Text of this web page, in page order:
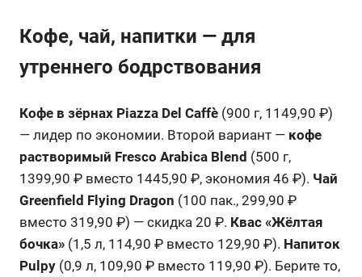
Кофе, чай, напитки — для
утреннего бодрствования
Кофе в зёрнах Piazza Del Caffè (900 г, 1149,90 ₽)
— лидер по экономии. Второй вариант — кофе
растворимый Fresco Arabica Blend (500 г,
1399,90 ₽ вместо 1445,90 ₽, экономия 46 ₽). Чай
Greenfield Flying Dragon (100 пак., 299,90 ₽
вместо 319,90 ₽) — скидка 20 ₽. Квас «Жёлтая
бочка» (1,5 л, 114,90 ₽ вместо 129,90 ₽). Напиток
Pulpy (0,9 л, 109,90 ₽ вместо 119,90 ₽). Берите то,